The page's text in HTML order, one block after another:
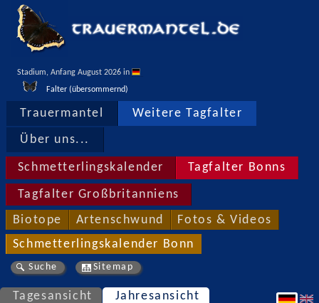
Stadium, Anfang August 2026 in
Falter (übersommernd)
Trauermantel Weitere Tagfalter
Über uns...
Schmetterlingskalender Tagfalter Bonns
Tagfalter Großbritanniens
Biotope Artenschwund Fotos & Videos
Schmetterlingskalender Bonn
Suche Sitemap
Tagesansicht Jahresansicht